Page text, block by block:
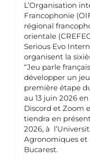
L’Organisation
Francophonie
régional
orientale
Serious Evo
organisent la
“Jeu parle
développer un
première étape
au 13 juin 2026
Discord et Zoom
tiendra en
2026, à
Agronomiques et
Bucarest.